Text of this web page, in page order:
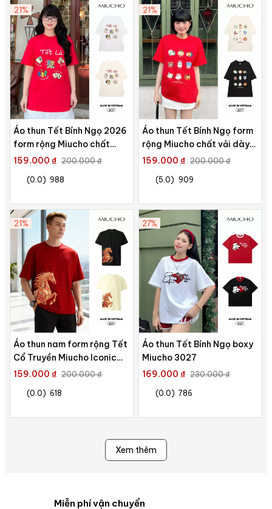
21%
Áo thun Tết Bính Ngọ 2026
form rộng Miucho chất
thoáng mát dày dặn hình
159.000 ₫ 200.000 ₫
(0.0) 988
21%
Áo thun Tết Bính Ngọ form
rộng Miucho chất vải dày
dặn thoáng mát hoạt hình in
159.000 ₫ 200.000 ₫
(5.0) 909
21%
Áo thun nam form rộng Tết
Cổ Truyền Miucho Iconic
thoáng mát dày dặn in mix
159.000 ₫ 200.000 ₫
(0.0) 618
27%
Áo thun Tết Bính Ngọ boxy
Miucho 3027
169.000 ₫ 230.000 ₫
(0.0) 786
Xem thêm
Miễn phí vận chuyển